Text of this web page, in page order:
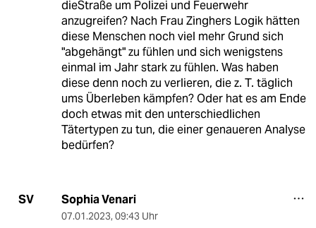
dieStraße um Polizei und Feuerwehr
anzugreifen? Nach Frau Zinghers Logik hätten
diese Menschen noch viel mehr Grund sich
"abgehängt" zu fühlen und sich wenigstens
einmal im Jahr stark zu fühlen. Was haben
diese denn noch zu verlieren, die z. T. täglich
ums Überleben kämpfen? Oder hat es am Ende
doch etwas mit den unterschiedlichen
Tätertypen zu tun, die einer genaueren Analyse
bedürfen?
SV Sophia Venari
07.01.2023, 09:43 Uhr